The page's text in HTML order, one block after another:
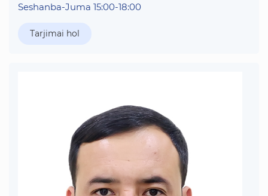
Seshanba-Juma 15:00-18:00
Tarjimai hol